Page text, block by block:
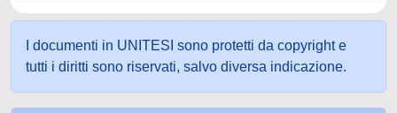
I documenti in UNITESI sono protetti da copyright e
tutti i diritti sono riservati, salvo diversa indicazione.